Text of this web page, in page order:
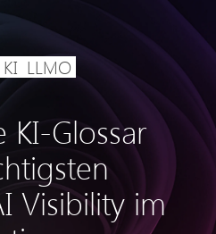
KI LLMO
KI-Glossar
Visibility im